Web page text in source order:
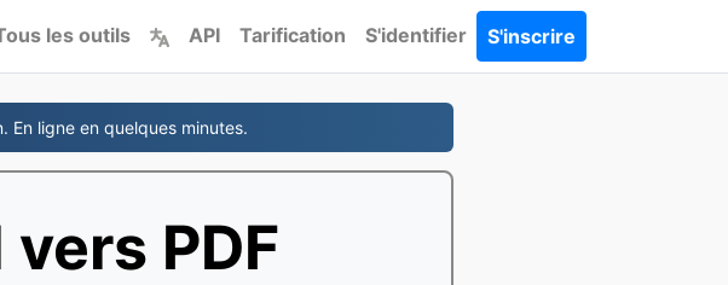
les outils API Tarification S'identifier S'inscrire
ligne en quelques minutes.
PDF